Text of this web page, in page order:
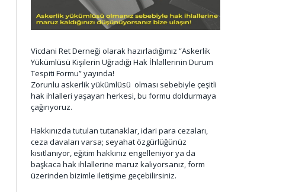
Vicdani Ret Derneği olarak hazırladığımız “Askerlik
Yükümlüsü Kişilerin Uğradığı Hak İhlallerinin Durum
Tespiti Formu” yayında!
Zorunlu askerlik yükümlüsü olması sebebiyle çeşitli
hak ihlalleri yaşayan herkesi, bu formu doldurmaya
çağırıyoruz.
Hakkınızda tutulan tutanaklar, idari para cezaları,
ceza davaları varsa; seyahat özgürlüğünüz
kısıtlanıyor, eğitim hakkınız engelleniyor ya da
başkaca hak ihlallerine maruz kalıyorsanız, form
üzerinden bizimle iletişime geçebilirsiniz.